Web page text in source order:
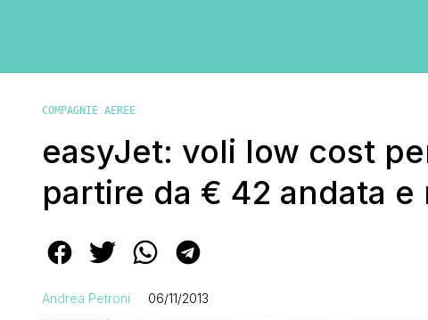
COMPAGNIE AEREE
easyJet: voli low cost
partire da € 42 andata e
Andrea Petroni 06/11/2013